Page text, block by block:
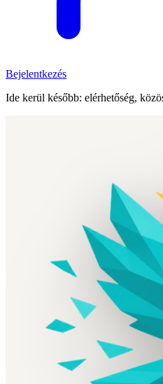
Bejelentkezés
Ide kerül később: elérhetőség,